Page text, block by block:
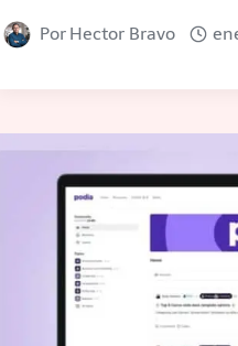
Por Hector Bravo